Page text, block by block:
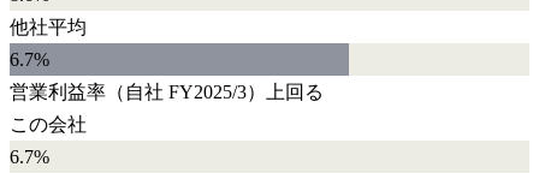
他社平均
6.7%
営業利益率 （自社 FY2025/3）
上回る
この会社
6.7%